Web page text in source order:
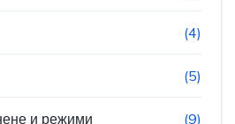
(4)
(5)
и режими (9)